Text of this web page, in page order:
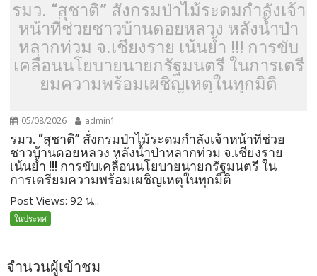
รมว. “สุชาติ” สั่งกรมป่าไม้ระดมกำลังเจ้า
หน้าที่ช่วยชาวบ้านดอยหลวง หลังน้ำป่า
หลากท่วม จ.เชียงราย เน้นย้ำ !!! การขับ
เคลื่อนนโยบายนายกรัฐมนตรี ในการเตรี
ยมความพร้อมเผชิญเหตุในทุกมิติ
05/08/2026 admin1
รมว. “สุชาติ” สั่งกรมป่าไม้ระดมกำลังเจ้าหน้าที่ช่วย
ชาวบ้านดอยหลวง หลังน้ำป่าหลากท่วม จ.เชียงราย
เน้นย้ำ !!! การขับเคลื่อนนโยบายนายกรัฐมนตรี ใน
การเตรียมความพร้อมเผชิญเหตุในทุกมิติ
Post Views: 92 น...
ในประทศ
จำนวนผู้เข้าชม